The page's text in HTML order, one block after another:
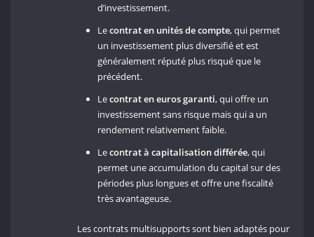
d’investissement.
Lecontrat en unités de compte, qui permet
un investissement plus diversifié et est
généralement réputé plus risqué que le
précédent.
Lecontrat en euros garanti, qui offre un
investissement sans risque mais qui a un
rendement relativement faible.
Lecontrat à capitalisation différée, qui
permet une accumulation du capital sur des
périodes plus longues et offre une fiscalité
très avantageuse.
Les contrats multisupports sont bien adaptés pour